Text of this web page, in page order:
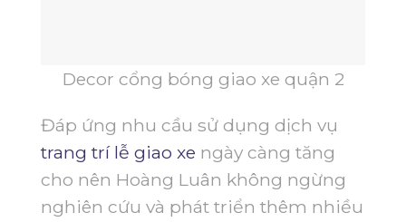
Decor cổng bóng giao xe quận 2
Đáp ứng nhu cầu sử dụng dịch vụ
trang trí lễ giao xe ngày càng tăng
cho nên Hoàng Luân không ngừng
nghiên cứu và phát triển thêm nhiều